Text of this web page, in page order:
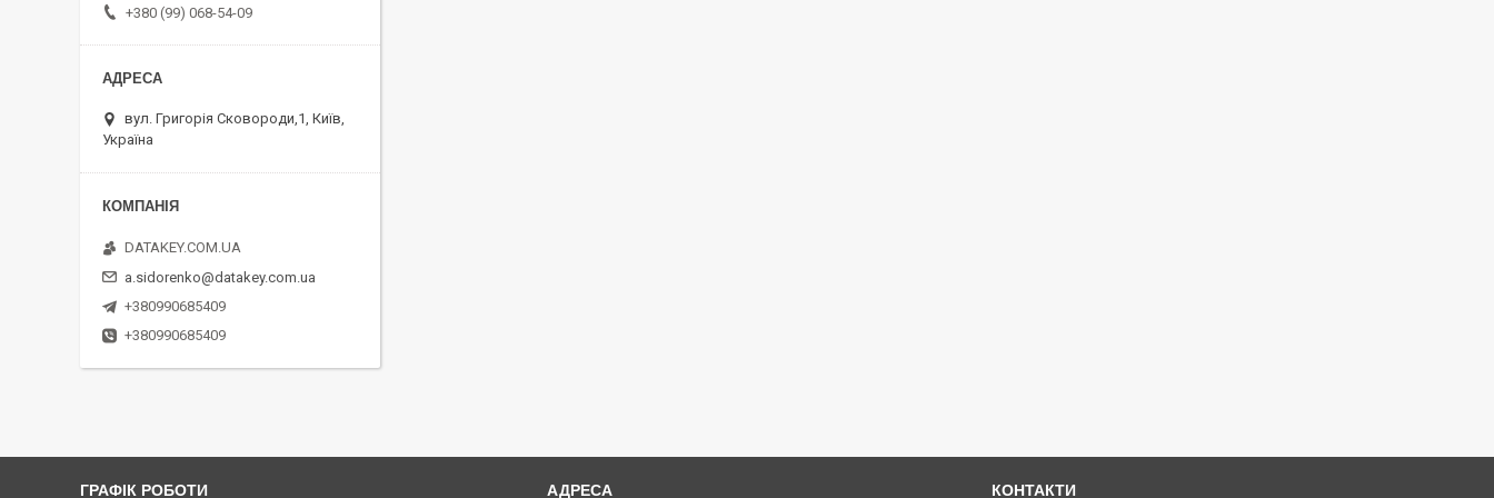
+380 (99) 068-54-09
вул. Григорія Сковороди,1, Київ,
Україна
DATAKEY.COM.UA
a.sidorenko@datakey.com.ua
+380990685409
+380990685409
ГРАФІК РОБОТИ